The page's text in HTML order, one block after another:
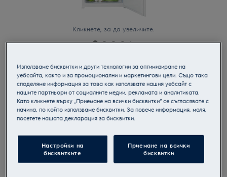
Кликнете, за да увеличите.
LRB3AF12S
Хладилник за вграждане
Инструкциите за безопасност и предупрежденията за
Използваме бисквитки и други технологии за оптимизиране на
уебсайта, както и за промоционални и маркетингови цели. Също така
споделяме информация за това как използвате нашия уебсайт с
нашите партньори от социалните медии, рекламата и аналитиката.
Като кликнете върху „Приемане на всички бисквитки“ се съгласявате с
начина, по който използваме бисквитки. За повече информация, моля,
посетете нашата декларация за бисквитки.
Настройки на
бисквитките
Приемане на всички
бисквитки